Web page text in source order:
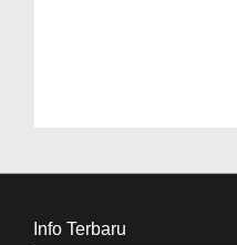
Info Terbaru